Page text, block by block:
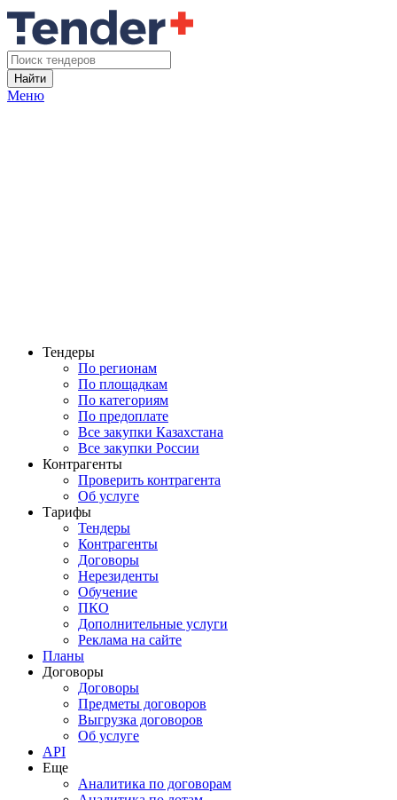
Найти
Меню
Тендеры
По регионам
По площадкам
По категориям
По предоплате
Все закупки Казахстана
Все закупки России
Контрагенты
Проверить контрагента
Об услуге
Тарифы
Тендеры
Контрагенты
Договоры
Нерезиденты
Обучение
ПКО
Дополнительные услуги
Реклама на сайте
Планы
Договоры
Договоры
Предметы договоров
Выгрузка договоров
Об услуге
API
Еще
Аналитика по договорам